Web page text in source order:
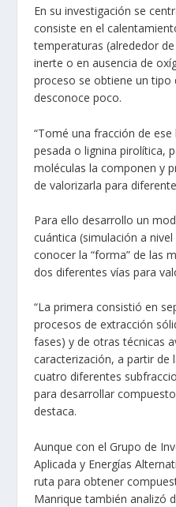
En su investigación se
consiste en el
temperaturas (alrededor
inerte o en ausencia de
proceso se obtiene un tipo
desconoce poco.
“Tomé una fracción de
pesada o lignina pirolítica,
moléculas la componen y
de valorizarla para
Para ello desarrollo un
cuántica (simulación a
conocer la “forma” de las
dos diferentes vías para
“La primera consistió en
procesos de extracción
fases) y de otras técnicas
caracterización, a partir de
cuatro diferentes
para desarrollar
destaca.
Aunque con el Grupo de
Aplicada y Energías
ruta para obtener
Manrique también analizó